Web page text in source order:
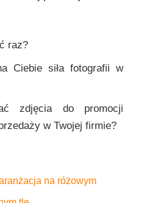
raz?
Ciebie siła fotografii w
zdjęcia do promocji
w Twojej firmie?